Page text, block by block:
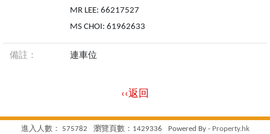
MR LEE: 66217527
MS CHOI: 61962633
備註： 連車位
‹‹返回
進入人數： 575782 瀏覽頁數：1429336 Powered By - Property.hk